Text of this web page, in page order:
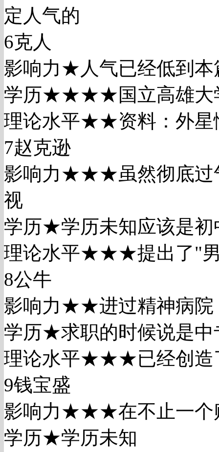
定人气的
6克人
影响力★人气已经低到本
学历★★★★国立高雄大
理论水平★★资料：外星
7赵克逊
影响力★★★虽然彻底过
视
学历★学历未知应该是初
理论水平★★★提出了"男
8公牛
影响力★★进过精神病院
学历★求职的时候说是中
理论水平★★★已经创造
9钱宝盛
影响力★★★在不止一个
学历★学历未知